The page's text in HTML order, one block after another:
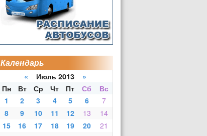
Календарь
« Июль 2013 »
Пн
Вт Ср Чт Пт Сб
Вс
1
2 3 4 5 6
7
8
9 10 11 12 13
14
15
16 17 18 19 20
21